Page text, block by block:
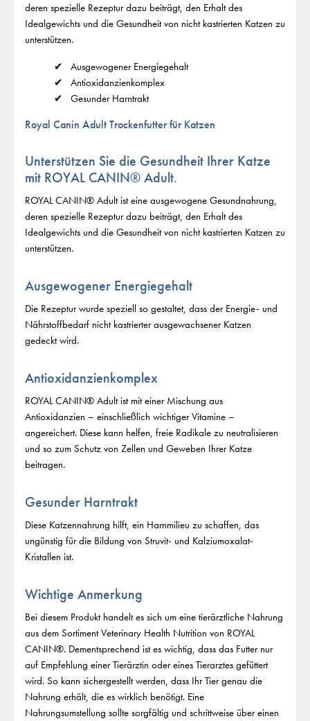
deren spezielle Rezeptur dazu beiträgt, den Erhalt des
Idealgewichts und die Gesundheit von nicht kastrierten Katzen zu
unterstützen.
Ausgewogener Energiegehalt
Antioxidanzienkomplex
Gesunder Harntrakt
Royal Canin Adult Trockenfutter für Katzen
Unterstützen Sie die Gesundheit Ihrer Katze
mit ROYAL CANIN® Adult.
ROYAL CANIN® Adult ist eine ausgewogene Gesundnahrung,
deren spezielle Rezeptur dazu beiträgt, den Erhalt des
Idealgewichts und die Gesundheit von nicht kastrierten Katzen zu
unterstützen.
Ausgewogener Energiegehalt
Die Rezeptur wurde speziell so gestaltet, dass der Energie- und
Nährstoffbedarf nicht kastrierter ausgewachsener Katzen
gedeckt wird.
Antioxidanzienkomplex
ROYAL CANIN® Adult ist mit einer Mischung aus
Antioxidanzien – einschließlich wichtiger Vitamine –
angereichert. Diese kann helfen, freie Radikale zu neutralisieren
und so zum Schutz von Zellen und Geweben Ihrer Katze
beitragen.
Gesunder Harntrakt
Diese Katzennahrung hilft, ein Harnmilieu zu schaffen, das
ungünstig für die Bildung von Struvit- und Kalziumoxalat-
Kristallen ist.
Wichtige Anmerkung
Bei diesem Produkt handelt es sich um eine tierärztliche Nahrung
aus dem Sortiment Veterinary Health Nutrition von ROYAL
CANIN®. Dementsprechend ist es wichtig, dass das Futter nur
auf Empfehlung einer Tierärztin oder eines Tierarztes gefüttert
wird. So kann sichergestellt werden, dass Ihr Tier genau die
Nahrung erhält, die es wirklich benötigt. Eine
Nahrungsumstellung sollte sorgfältig und schrittweise über einen